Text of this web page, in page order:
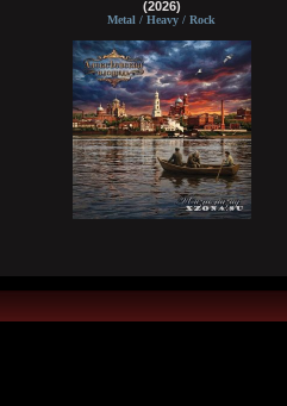
(2026)
Metal / Heavy / Rock